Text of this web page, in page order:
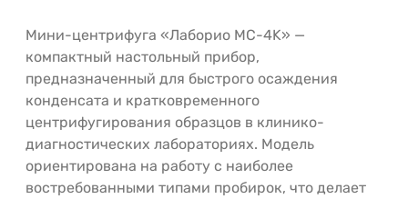
Мини-центрифуга «Лаборио MC-4K» —
компактный настольный прибор,
предназначенный для быстрого осаждения
конденсата и кратковременного
центрифугирования образцов в клинико-
диагностических лабораториях. Модель
ориентирована на работу с наиболее
востребованными типами пробирок, что делает